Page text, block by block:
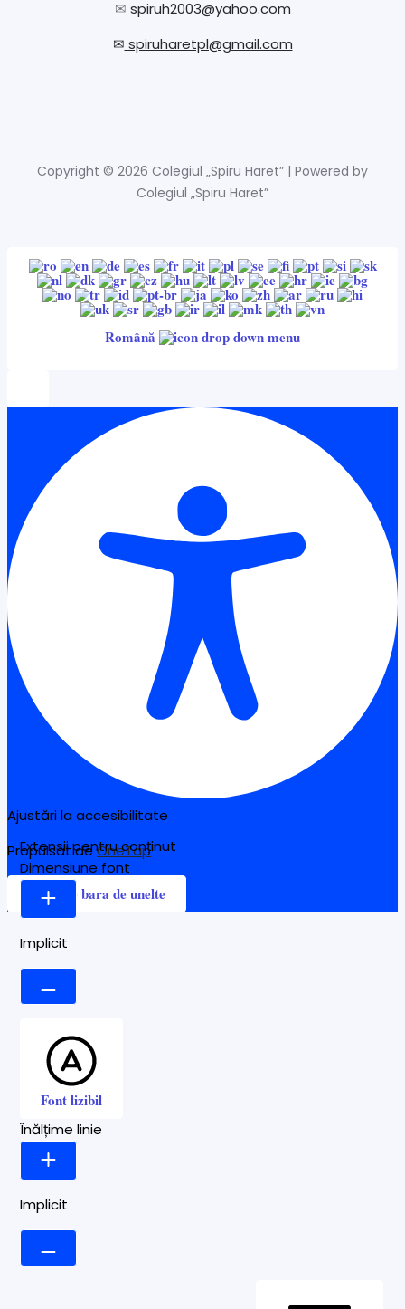
✉ spiruh2003@yahoo.com
✉ spiruharetpl@gmail.com
Copyright © 2026 Colegiul „Spiru Haret” | Powered by
Colegiul „Spiru Haret”
Română
Ajustări la accesibilitate
Propulsat deOneTap
Ascunde bara de unelte
Extensii pentru conținut
Dimensiune font
Implicit
Font lizibil
Înălțime linie
Implicit